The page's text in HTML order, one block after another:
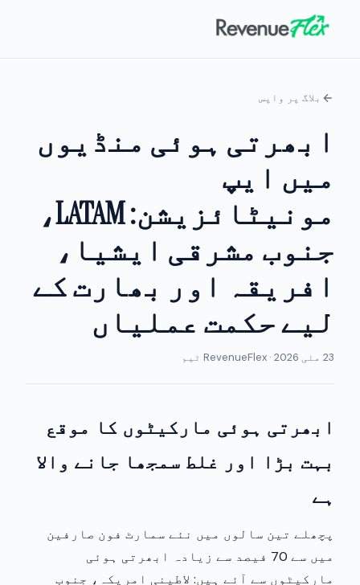
بلاگ پر واپس
ابھرتی ہوئی منڈیوں
میں ایپ
مونیٹائزیشن: LATAM،
جنوب مشرقی ایشیا،
افریقہ اور بھارت کے
لیے حکمت عملیاں
23 مئی 2026 · RevenueFlex ٹیم
ابھرتی ہوئی مارکیٹوں کا موقع
بہت بڑا اور غلط سمجھا جانے والا
ہے
پچھلے تین سالوں میں نئے سمارٹ فون صارفین
میں سے 70 فیصد سے زیادہ ابھرتی ہوئی
مارکیٹوں سے آئے ہیں: لاطینی امریکہ، جنوب